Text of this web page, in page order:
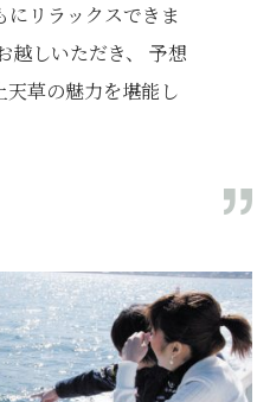
にリラックスできま
越しいただき、 予想
天草の魅力を堪能し